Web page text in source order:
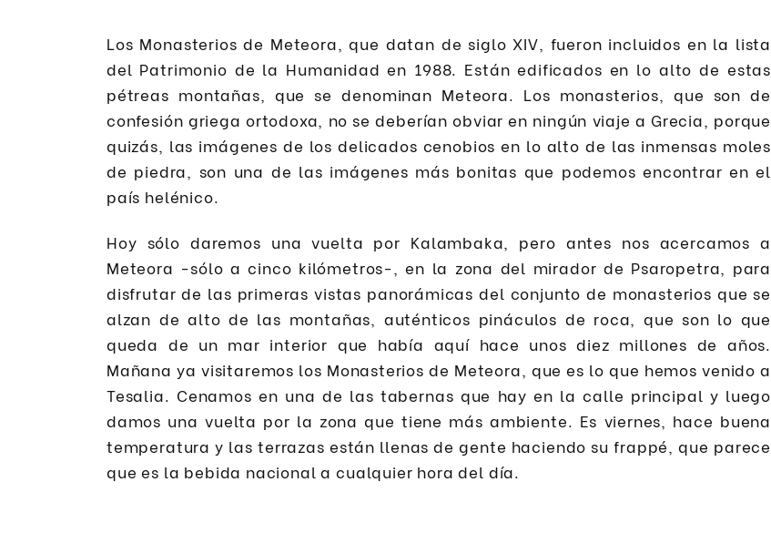
Los Monasterios de Meteora, que datan de siglo XIV, fueron incluidos en la lista
del Patrimonio de la Humanidad en 1988. Están edificados en lo alto de estas
pétreas montañas, que se denominan Meteora. Los monasterios, que son de
confesión griega ortodoxa, no se deberían obviar en ningún viaje a Grecia, porque
quizás, las imágenes de los delicados cenobios en lo alto de las inmensas moles
de piedra, son una de las imágenes más bonitas que podemos encontrar en el
país helénico.
Hoy sólo daremos una vuelta por Kalambaka, pero antes nos acercamos a
Meteora -sólo a cinco kilómetros-, en la zona del mirador de Psaropetra, para
disfrutar de las primeras vistas panorámicas del conjunto de monasterios que se
alzan de alto de las montañas, auténticos pináculos de roca, que son lo que
queda de un mar interior que había aquí hace unos diez millones de años.
Mañana ya visitaremos los Monasterios de Meteora, que es lo que hemos venido a
Tesalia. Cenamos en una de las tabernas que hay en la calle principal y luego
damos una vuelta por la zona que tiene más ambiente. Es viernes, hace buena
temperatura y las terrazas están llenas de gente haciendo su frappé, que parece
que es la bebida nacional a cualquier hora del día.